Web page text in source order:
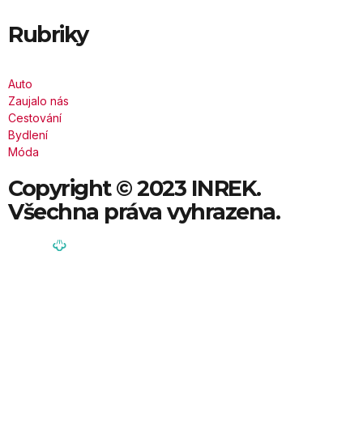
Rubriky
Auto
Zaujalo nás
Cestování
Bydlení
Móda
Copyright © 2023 INREK.
Všechna práva vyhrazena.